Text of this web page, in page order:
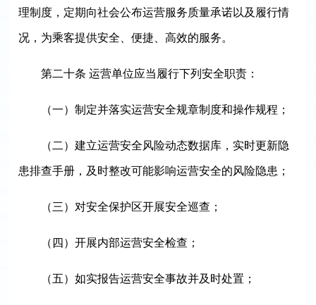
理制度，定期向社会公布运营服务质量承诺以及履行情
况，为乘客提供安全、便捷、高效的服务。
第二十条 运营单位应当履行下列安全职责：
（一）制定并落实运营安全规章制度和操作规程；
（二）建立运营安全风险动态数据库，实时更新隐
患排查手册，及时整改可能影响运营安全的风险隐患；
（三）对安全保护区开展安全巡查；
（四）开展内部运营安全检查；
（五）如实报告运营安全事故并及时处置；